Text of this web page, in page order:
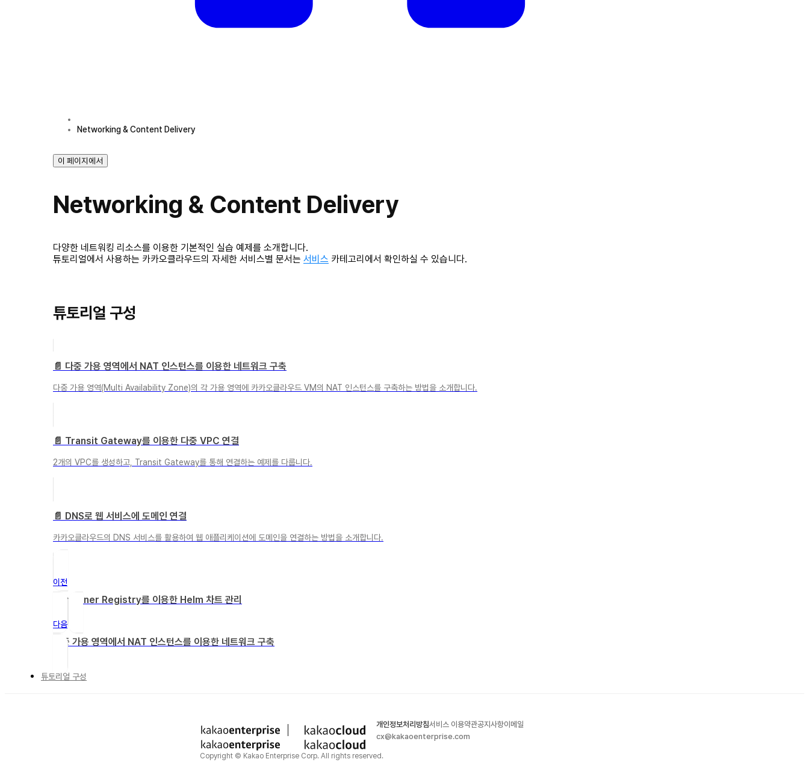
Networking & Content Delivery
이 페이지에서
Networking & Content Delivery
다양한 네트워킹 리소스를 이용한 기본적인 실습 예제를 소개합니다.
튜토리얼에서 사용하는 카카오클라우드의 자세한 서비스별 문서는 서비스 카테고리에서 확인하실 수 있습니다.
튜토리얼 구성
📄️ 다중 가용 영역에서 NAT 인스턴스를 이용한 네트워크 구축
다중 가용 영역(Multi Availability Zone)의 각 가용 영역에 카카오클라우드 VM의 NAT 인스턴스를 구축하는 방법을 소개합니다.
📄️ Transit Gateway를 이용한 다중 VPC 연결
2개의 VPC를 생성하고, Transit Gateway를 통해 연결하는 예제를 다룹니다.
📄️ DNS로 웹 서비스에 도메인 연결
카카오클라우드의 DNS 서비스를 활용하여 웹 애플리케이션에 도메인을 연결하는 방법을 소개합니다.
이전
Container Registry를 이용한 Helm 차트 관리
다음
다중 가용 영역에서 NAT 인스턴스를 이용한 네트워크 구축
튜토리얼 구성
개인정보처리방침서비스 이용약관공지사항이메일
cx@kakaoenterprise.com
Copyright © Kakao Enterprise Corp. All rights reserved.